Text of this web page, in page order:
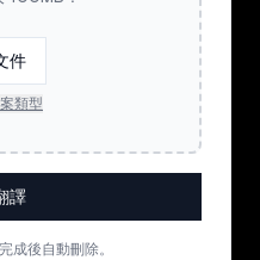
件
類型
譯
成後自動刪除。